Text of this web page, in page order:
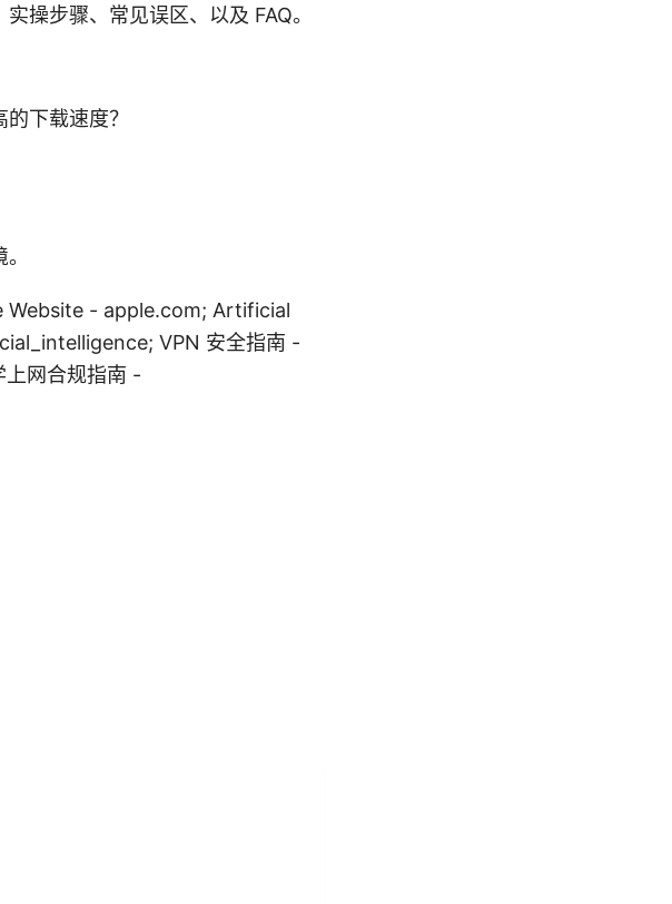
操步骤、常见误区、以及 FAQ。
下载速度？
Website - apple.com; Artificial
VPN 安全指南 -
网合规指南 -